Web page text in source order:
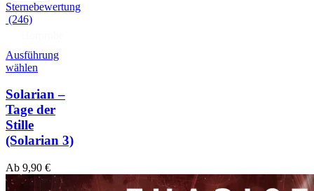
(246)
Ausführung
wählen
Solarian –
Tage der
Stille
(Solarian 3)
Ab 9,90 €